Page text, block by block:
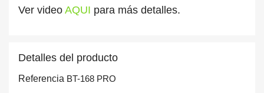
Ver video AQUI para más detalles.
Detalles del producto
Referencia BT-168 PRO